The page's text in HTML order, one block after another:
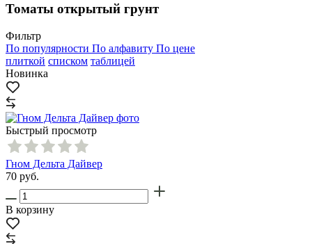
Томаты открытый грунт
Фильтр
По популярности По алфавиту По цене
плиткой списком таблицей
Новинка
Быстрый просмотр
Гном Дельта Дайвер
70 руб.
В корзину